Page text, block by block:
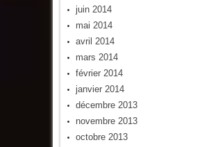
juin 2014
mai 2014
avril 2014
mars 2014
février 2014
janvier 2014
décembre 2013
novembre 2013
octobre 2013